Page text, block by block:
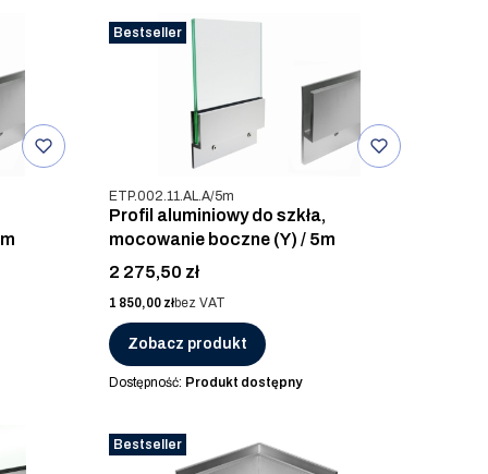
Bestseller
Kod produktu
ETP.002.11.AL.A/5m
Profil aluminiowy do szkła,
mocowanie boczne (Y) / 5m
Cena
2 275,50 zł
Cena
1 850,00 złbez VAT
Zobacz produkt
Dostępność: Produkt dostępny
Bestseller